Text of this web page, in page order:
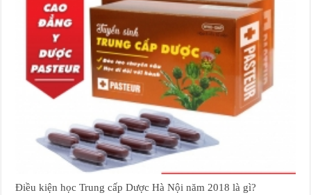
Điều kiện học Trung cấp Dược Hà Nội năm 2018 là gì?